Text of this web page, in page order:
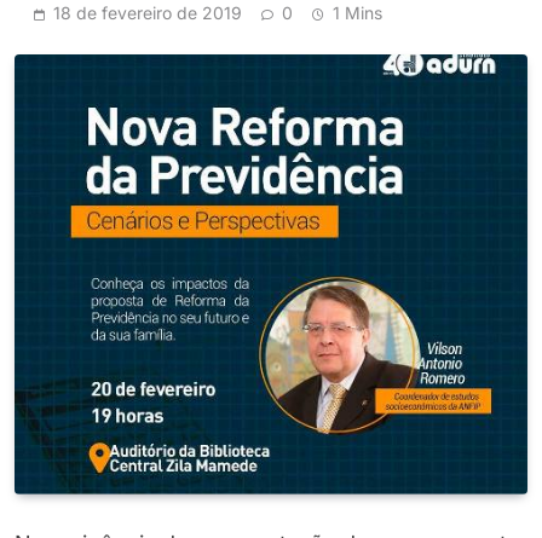
18 de fevereiro de 2019 0 1 Mins